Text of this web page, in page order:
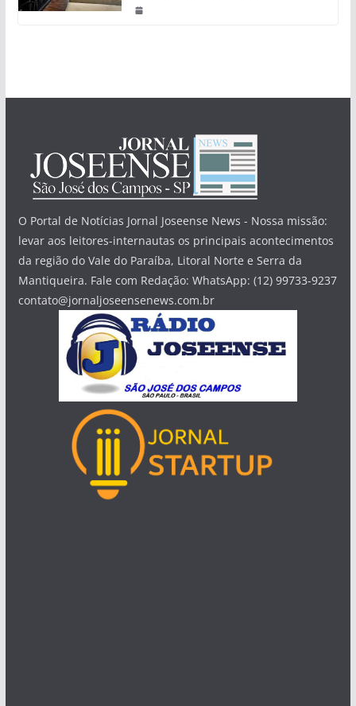
O Portal de Notícias Jornal Joseense News - Nossa missão:
levar aos leitores-internautas os principais acontecimentos
da região do Vale do Paraíba, Litoral Norte e Serra da
Mantiqueira. Fale com Redação: WhatsApp: (12) 99733-9237
contato@jornaljoseensenews.com.br